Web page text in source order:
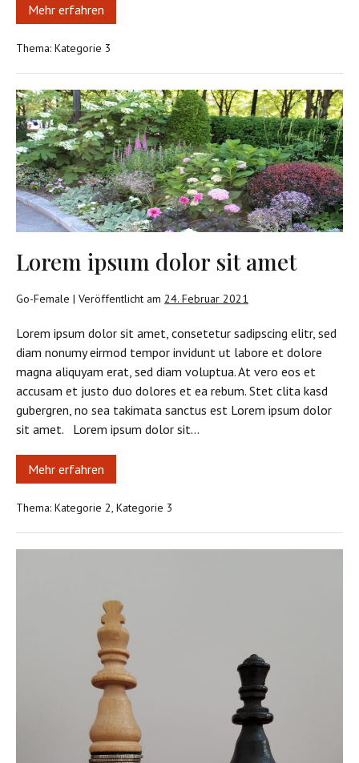
Mehr erfahren
Go!
unGender
startet
mit
Blog-
Eintrag
Thema: Kategorie 3
Lorem
ipsum
dolor
sit
amet
Lorem ipsum dolor sit amet
Go-Female | Veröffentlicht am 24. Februar 2021
Lorem ipsum dolor sit amet, consetetur sadipscing elitr, sed
diam nonumy eirmod tempor invidunt ut labore et dolore
magna aliquyam erat, sed diam voluptua. At vero eos et
accusam et justo duo dolores et ea rebum. Stet clita kasd
gubergren, no sea takimata sanctus est Lorem ipsum dolor
sit amet. Lorem ipsum dolor sit…
Mehr erfahren
Lorem
ipsum
sit
Thema: Kategorie 2, Kategorie 3